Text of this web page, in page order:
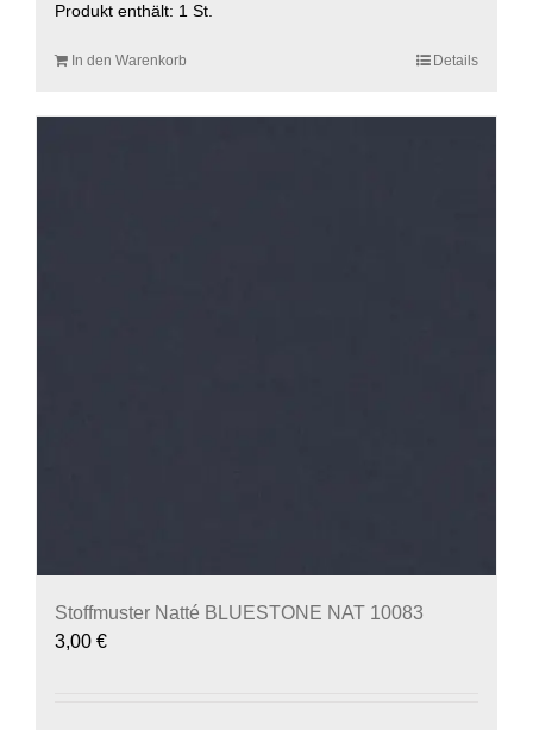
Produkt enthält: 1 St.
In den Warenkorb Details
Stoffmuster Natté BLUESTONE NAT 10083
3,00 €